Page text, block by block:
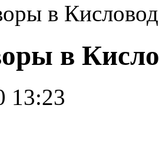
в
в
13:23